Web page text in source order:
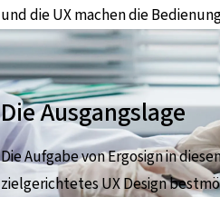
und die UX machen die
Die Ausgangslage
Die Aufgabe von Ergosign in
zielgerichtetes UX Design